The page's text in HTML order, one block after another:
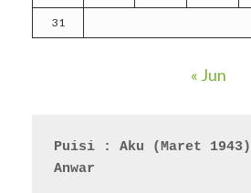
31
« Jun
Puisi : Aku (Maret
Anwar